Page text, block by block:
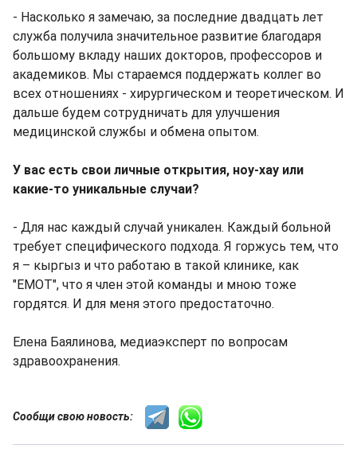
- Насколько я замечаю, за последние двадцать лет
служба получила значительное развитие благодаря
большому вкладу наших докторов, профессоров и
академиков. Мы стараемся поддержать коллег во
всех отношениях - хирургическом и теоретическом. И
дальше будем сотрудничать для улучшения
медицинской службы и обмена опытом.
У вас есть свои личные открытия, ноу-хау или
какие-то уникальные случаи?
- Для нас каждый случай уникален. Каждый больной
требует специфического подхода. Я горжусь тем, что
я – кыргыз и что работаю в такой клинике, как
"EMOT", что я член этой команды и мною тоже
гордятся. И для меня этого предостаточно.
Елена Баялинова, медиаэксперт по вопросам
здравоохранения.
Сообщи свою новость: